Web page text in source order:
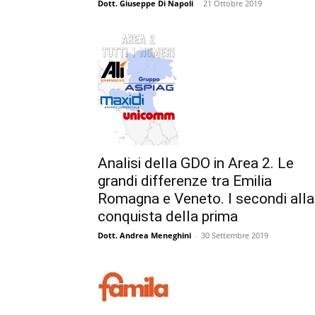
Dott. Giuseppe Di Napoli - 21 Ottobre 2019
Analisi della GDO in Area 2. Le
grandi differenze tra Emilia
Romagna e Veneto. I secondi alla
conquista della prima
Dott. Andrea Meneghini - 30 Settembre 2019